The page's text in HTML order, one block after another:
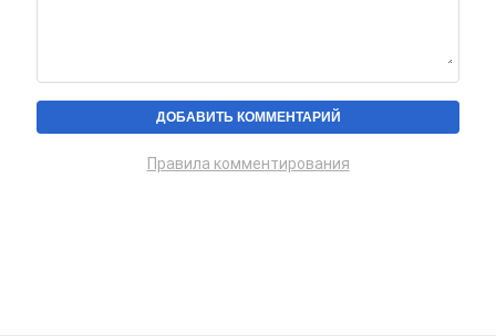
Правила комментирования